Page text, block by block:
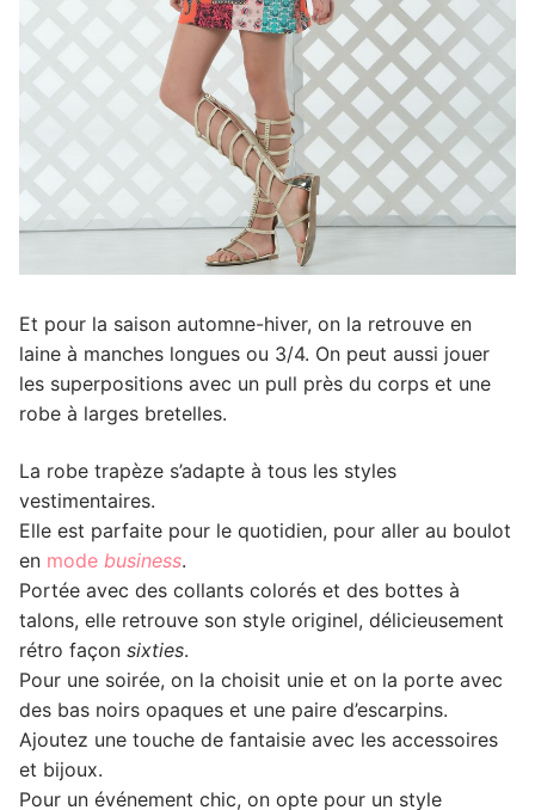
Et pour la saison automne-hiver, on la retrouve en
laine à manches longues ou 3/4. On peut aussi jouer
les superpositions avec un pull près du corps et une
robe à larges bretelles.
La robe trapèze s’adapte à tous les styles
vestimentaires.
Elle est parfaite pour le quotidien, pour aller au boulot
en mode business.
Portée avec des collants colorés et des bottes à
talons, elle retrouve son style originel, délicieusement
rétro façon sixties.
Pour une soirée, on la choisit unie et on la porte avec
des bas noirs opaques et une paire d’escarpins.
Ajoutez une touche de fantaisie avec les accessoires
et bijoux.
Pour un événement chic, on opte pour un style